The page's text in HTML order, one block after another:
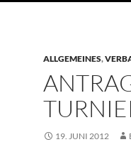
ALLGEMEINES,
19. JUNI 2012